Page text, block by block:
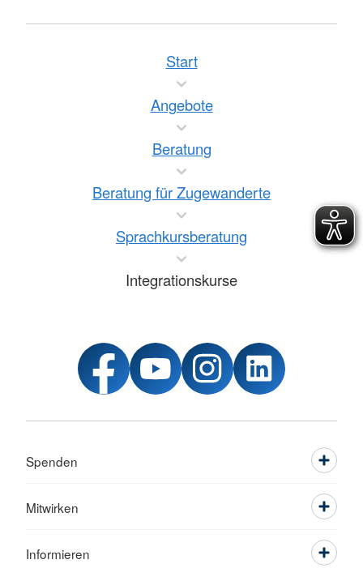
Start
Angebote
Beratung
Beratung für Zugewanderte
Sprachkursberatung
Integrationskurse
Spenden
Mitwirken
Informieren